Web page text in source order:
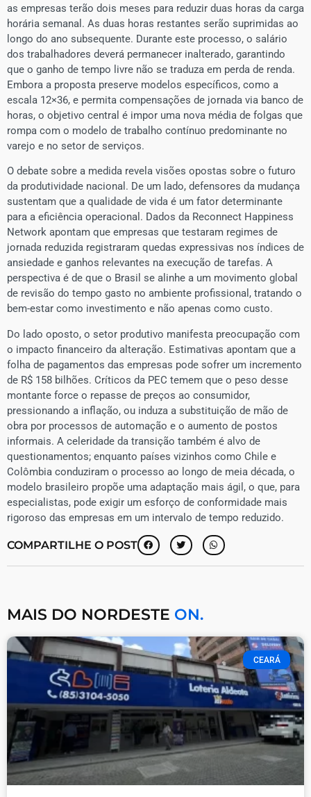
as empresas terão dois meses para reduzir duas horas da carga
horária semanal. As duas horas restantes serão suprimidas ao
longo do ano subsequente. Durante este processo, o salário
dos trabalhadores deverá permanecer inalterado, garantindo
que o ganho de tempo livre não se traduza em perda de renda.
Embora a proposta preserve modelos específicos, como a
escala 12×36, e permita compensações de jornada via banco de
horas, o objetivo central é impor uma nova média de folgas que
rompa com o modelo de trabalho contínuo predominante no
varejo e no setor de serviços.
​O debate sobre a medida revela visões opostas sobre o futuro
da produtividade nacional. De um lado, defensores da mudança
sustentam que a qualidade de vida é um fator determinante
para a eficiência operacional. Dados da Reconnect Happiness
Network apontam que empresas que testaram regimes de
jornada reduzida registraram quedas expressivas nos índices de
ansiedade e ganhos relevantes na execução de tarefas. A
perspectiva é de que o Brasil se alinhe a um movimento global
de revisão do tempo gasto no ambiente profissional, tratando o
bem-estar como investimento e não apenas como custo.
​Do lado oposto, o setor produtivo manifesta preocupação com
o impacto financeiro da alteração. Estimativas apontam que a
folha de pagamentos das empresas pode sofrer um incremento
de R$ 158 bilhões. Críticos da PEC temem que o peso desse
montante force o repasse de preços ao consumidor,
pressionando a inflação, ou induza a substituição de mão de
obra por processos de automação e o aumento de postos
informais. A celeridade da transição também é alvo de
questionamentos; enquanto países vizinhos como Chile e
Colômbia conduziram o processo ao longo de meia década, o
modelo brasileiro propõe uma adaptação mais ágil, o que, para
especialistas, pode exigir um esforço de conformidade mais
rigoroso das empresas em um intervalo de tempo reduzido.
COMPARTILHE O POST
MAIS DO NORDESTE ON.
CEARÁ